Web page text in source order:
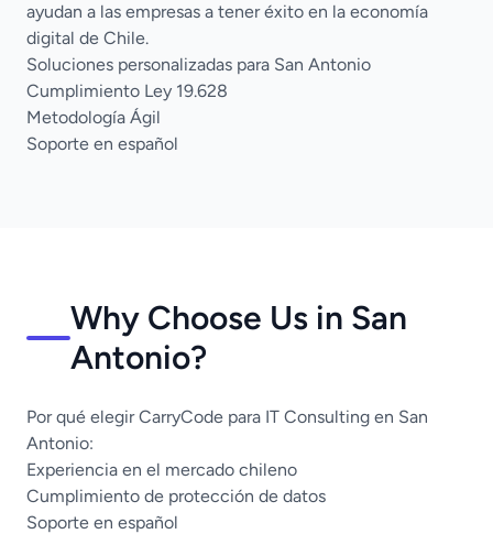
ayudan a las empresas a tener éxito en la economía
digital de Chile.
Soluciones personalizadas para San Antonio
Cumplimiento Ley 19.628
Metodología Ágil
Soporte en español
Why Choose Us in San
Antonio?
Por qué elegir CarryCode para IT Consulting en San
Antonio:
Experiencia en el mercado chileno
Cumplimiento de protección de datos
Soporte en español